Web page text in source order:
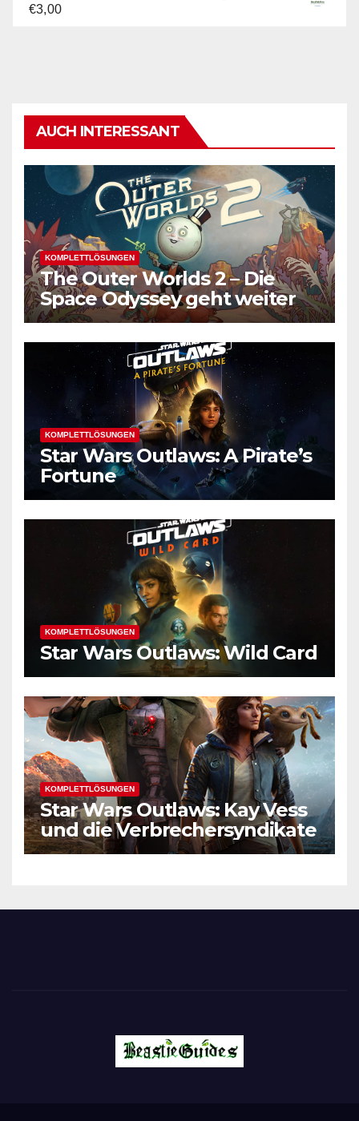
€3,00
AUCH INTERESSANT
KOMPLETTLÖSUNGEN
The Outer Worlds 2 – Die
Space Odyssey geht weiter
KOMPLETTLÖSUNGEN
Star Wars Outlaws: A Pirate’s
Fortune
KOMPLETTLÖSUNGEN
Star Wars Outlaws: Wild Card
KOMPLETTLÖSUNGEN
Star Wars Outlaws: Kay Vess
und die Verbrechersyndikate